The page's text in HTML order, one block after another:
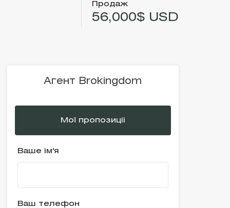
Продаж
56,000$ USD
Агент Brokingdom
Мої пропозиціі
Ваше ім'я
Ваш телефон